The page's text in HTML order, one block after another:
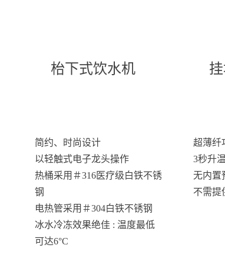
枱下式饮水机
简约、时尚设计
以轻触式电子龙头操作
热桶采用＃316医疗级白铁不锈
钢
电热管采用＃304白铁不锈钢
冰水冷冻效果绝佳 : 温度最低
可达6°C
超薄纤
3秒升
无内置
不需提